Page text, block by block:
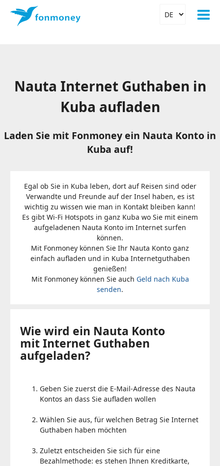
Nauta Internet Guthaben in
Kuba aufladen
Laden Sie mit Fonmoney ein Nauta Konto in
Kuba auf!
Egal ob Sie in Kuba leben, dort auf Reisen sind oder
Verwandte und Freunde auf der Insel haben, es ist
wichtig zu wissen wie man in Kontakt bleiben kann!
Es gibt Wi-Fi Hotspots in ganz Kuba wo Sie mit einem
aufgeladenen Nauta Konto im Internet surfen
können.
Mit Fonmoney können Sie Ihr Nauta Konto ganz
einfach aufladen und in Kuba Internetguthaben
genießen!
Mit Fonmoney können Sie auch Geld nach Kuba
senden.
Wie wird ein Nauta Konto
mit Internet Guthaben
aufgeladen?
Geben Sie zuerst die E-Mail-Adresse des Nauta
Kontos an dass Sie aufladen wollen
Wählen Sie aus, für welchen Betrag Sie Internet
Guthaben haben möchten
Zuletzt entscheiden Sie sich für eine
Bezahlmethode: es stehen Ihnen Kreditkarte,